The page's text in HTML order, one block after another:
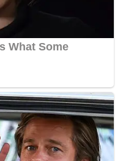
sifatnya yang suka
Syukur, 23, berkata
pergi ke Klinik
saringan HIV.
saya pada jam
untuk ke sana.
menghubungi saya